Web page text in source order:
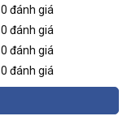
0 đánh giá
0 đánh giá
0 đánh giá
0 đánh giá